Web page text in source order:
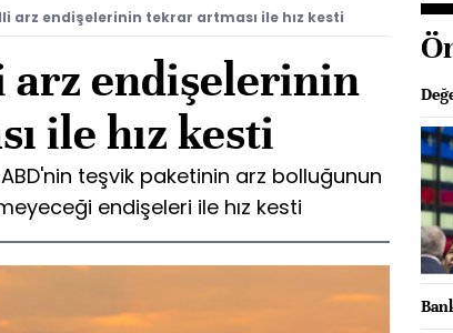
arz endişelerinin tekrar artması ile hız kesti
arz endişelerinin
ile hız kesti
teşvik paketinin arz bolluğunun
endişeleri ile hız kesti